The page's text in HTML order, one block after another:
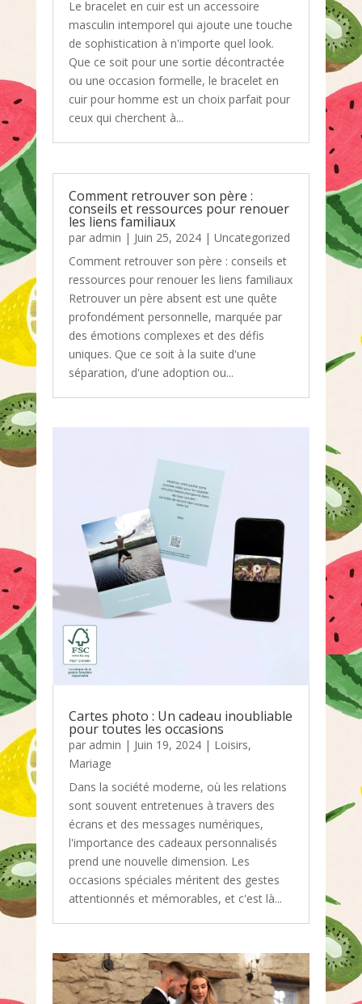
Le bracelet en cuir est un accessoire
masculin intemporel qui ajoute une touche
de sophistication à n'importe quel look.
Que ce soit pour une sortie décontractée
ou une occasion formelle, le bracelet en
cuir pour homme est un choix parfait pour
ceux qui cherchent à...
Comment retrouver son père :
conseils et ressources pour renouer
les liens familiaux
par admin | Juin 25, 2024| Uncategorized
Comment retrouver son père : conseils et
ressources pour renouer les liens familiaux
Retrouver un père absent est une quête
profondément personnelle, marquée par
des émotions complexes et des défis
uniques. Que ce soit à la suite d'une
séparation, d'une adoption ou...
Cartes photo : Un cadeau inoubliable
pour toutes les occasions
par admin | Juin 19, 2024| Loisirs,
Mariage
Dans la société moderne, où les relations
sont souvent entretenues à travers des
écrans et des messages numériques,
l'importance des cadeaux personnalisés
prend une nouvelle dimension. Les
occasions spéciales méritent des gestes
attentionnés et mémorables, et c'est là...